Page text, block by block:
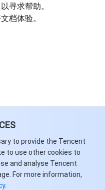
to provide the Tencent
to use other cookies to
and analyse Tencent
For more information,
.
以寻求帮助。
档体验。